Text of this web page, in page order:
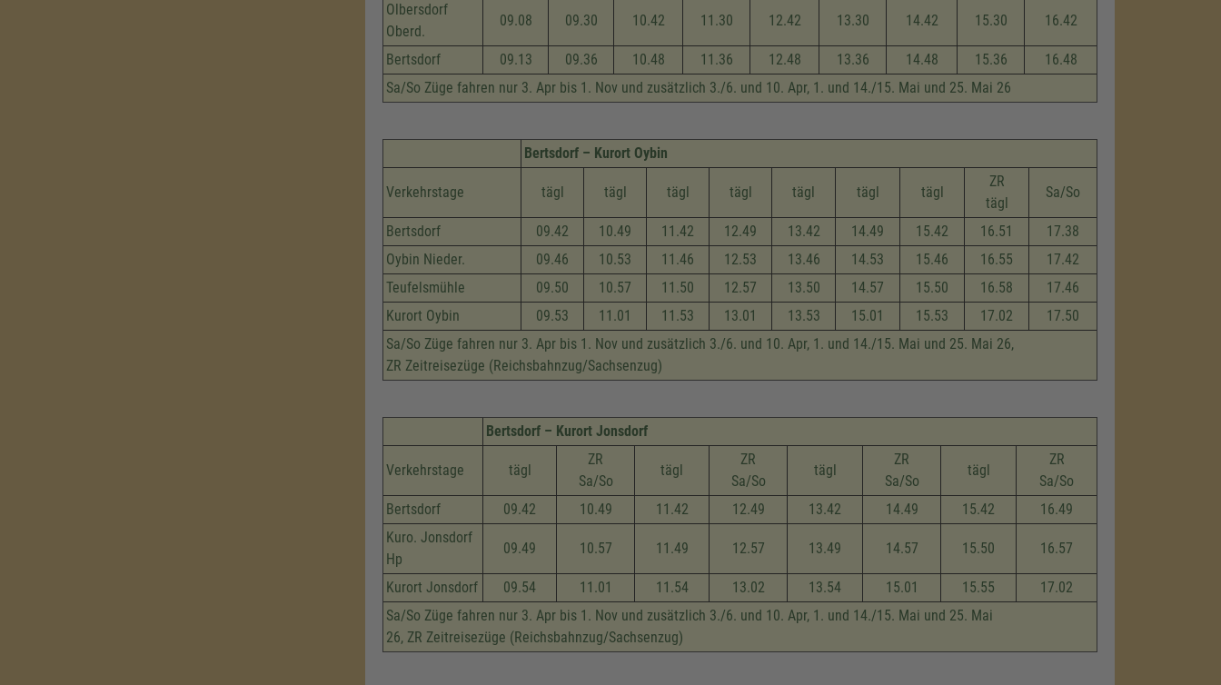
Olbersdorf
Oberd.
09.08 09.30 10.42 11.30 12.42 13.30 14.42 15.30 16.42
Bertsdorf 09.13 09.36 10.48 11.36 12.48 13.36 14.48 15.36
16.48
Sa/So Züge fahren nur 3. Apr bis 1. Nov und zusätzlich 3./6. und 10. Apr, 1. und 14./15. Mai und 25. Mai 26
Bertsdorf – Kurort Oybin
Verkehrstage tägl tägl tägl tägl tägl tägl tägl
ZR
tägl
Sa/So
Bertsdorf 09.42 10.49 11.42 12.49 13.42 14.49 15.42 16.51
17.38
Oybin Nieder.
09.46 10.53 11.46 12.53 13.46 14.53 15.46 16.55
17.42
Teufelsmühle
09.50 10.57 11.50 12.57 13.50 14.57 15.50 16.58
17.46
Kurort Oybin
09.53 11.01 11.53 13.01 13.53 15.01 15.53 17.02
17.50
Sa/So Züge fahren nur 3. Apr bis 1. Nov und zusätzlich 3./6. und 10. Apr, 1. und 14./15. Mai und 25. Mai 26,
ZR Zeitreisezüge (Reichsbahnzug/Sachsenzug)
Bertsdorf – Kurort Jonsdorf
Verkehrstage tägl
ZR
Sa/So
tägl
ZR
Sa/So
tägl
ZR
Sa/So
tägl
ZR
Sa/So
Bertsdorf
09.42 10.49 11.42 12.49 13.42 14.49 15.42
16.49
Kuro. Jonsdorf
Hp
09.49 10.57 11.49 12.57 13.49 14.57 15.50 16.57
Kurort Jonsdorf 09.54 11.01 11.54 13.02 13.54 15.01 15.55
17.02
Sa/So Züge fahren nur 3. Apr bis 1. Nov und zusätzlich 3./6. und 10. Apr, 1. und 14./15. Mai und 25. Mai
26, ZR Zeitreisezüge (Reichsbahnzug/Sachsenzug)